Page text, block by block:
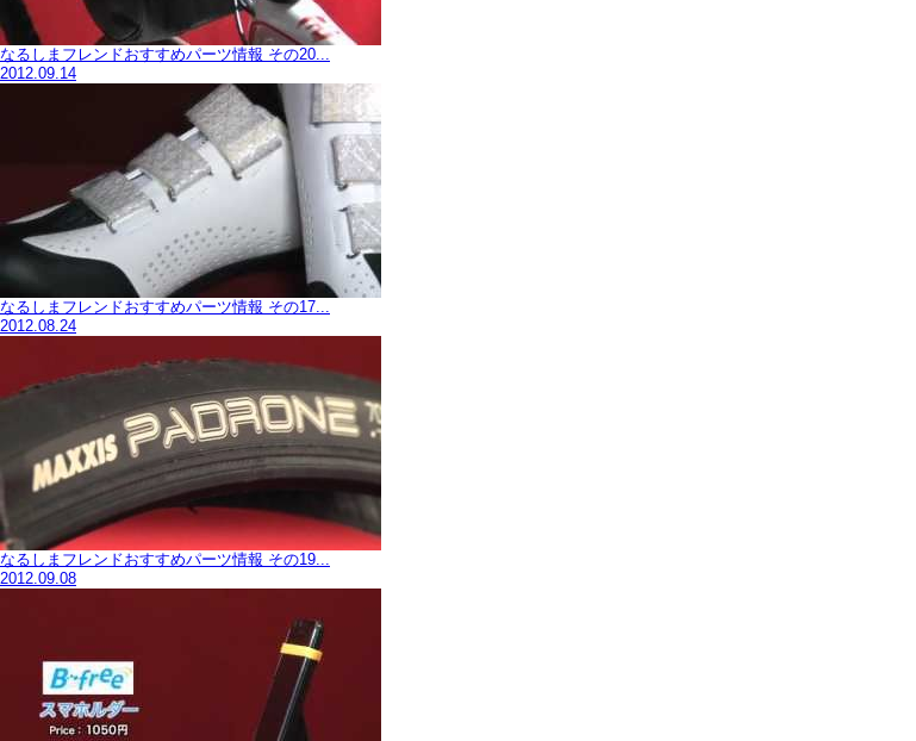
なるしまフレンドおすすめパーツ情報 その20...
2012.09.14
なるしまフレンドおすすめパーツ情報 その17...
2012.08.24
なるしまフレンドおすすめパーツ情報 その19...
2012.09.08